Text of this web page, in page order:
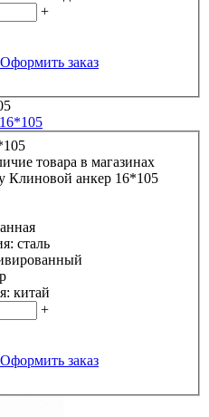
+
Оформить заказ
товара в магазинах
Клиновой анкер 16*105
сталь
китай
+
Оформить заказ